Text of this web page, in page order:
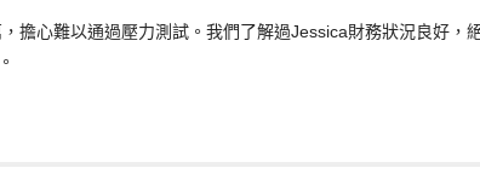
擔心難以通過壓力測試。我們了解過Jessica財務狀況良好，